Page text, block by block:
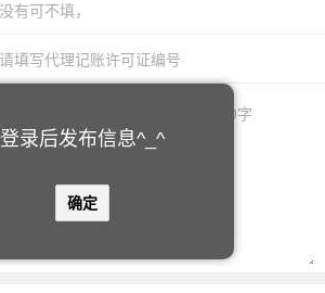
登录后发布信息^_^
确定